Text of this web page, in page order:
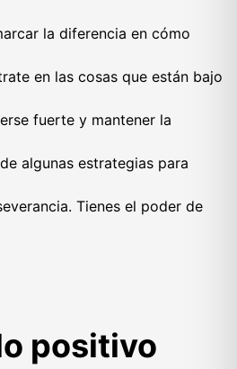
la diferencia en cómo
en las cosas que están bajo
fuerte y mantener la
algunas estrategias para
Tienes el poder de
positivo